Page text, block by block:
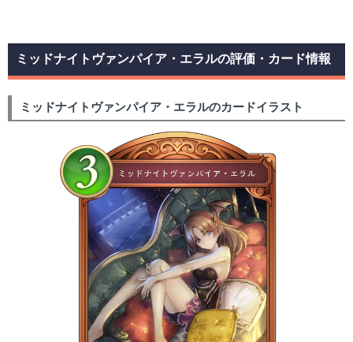
ミッドナイトヴァンパイア・エラルの評価・カード情報
ミッドナイトヴァンパイア・エラルのカードイラスト